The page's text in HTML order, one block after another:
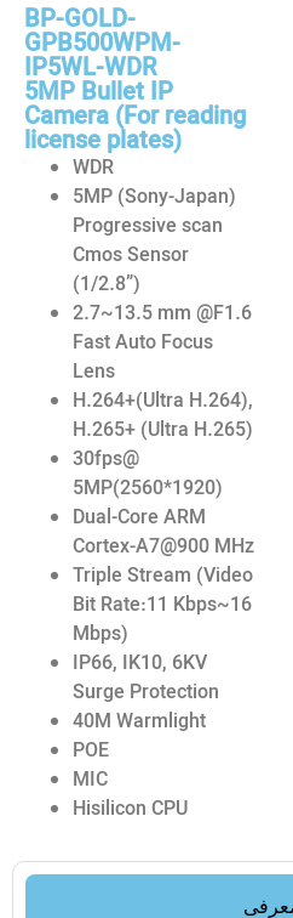
BP-GOLD-
GPB500WPM-
IP5WL-WDR
5MP Bullet IP
Camera (For reading
license plates)
WDR
5MP (Sony-Japan)
Progressive scan
Cmos Sensor
(1/2.8”)
2.7~13.5 mm @F1.6
Fast Auto Focus
Lens
H.264+(Ultra H.264),
H.265+ (Ultra H.265)
30fps@
5MP(2560*1920)
Dual-Core ARM
Cortex-A7@900 MHz
Triple Stream (Video
Bit Rate:11 Kbps~16
Mbps)
IP66, IK10, 6KV
Surge Protection
40M Warmlight
POE
MIC
Hisilicon CPU